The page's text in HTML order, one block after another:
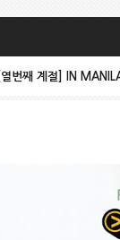
번째 계절] IN